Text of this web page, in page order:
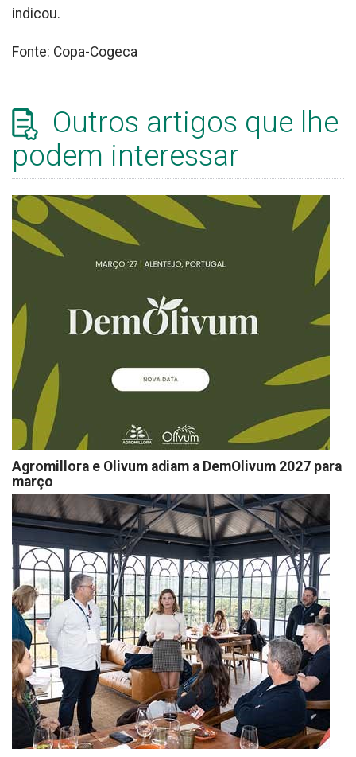
indicou.
Fonte: Copa-Cogeca
Outros artigos que lhe
podem interessar
Agromillora e Olivum adiam a DemOlivum 2027 para
março